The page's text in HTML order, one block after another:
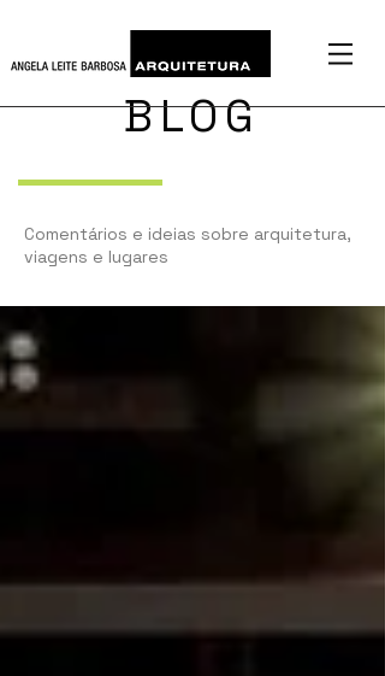
BLOG
Comentários e ideias sobre arquitetura,
viagens e lugares